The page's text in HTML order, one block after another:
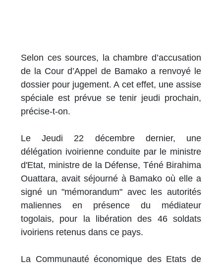
Selon ces sources, la chambre d’accusation
de la Cour d’Appel de Bamako a renvoyé le
dossier pour jugement. A cet effet, une assise
spéciale est prévue se tenir jeudi prochain,
précise-t-on.
Le Jeudi 22 décembre dernier, une
délégation ivoirienne conduite par le ministre
d'Etat, ministre de la Défense, Téné Birahima
Ouattara, avait séjourné à Bamako où elle a
signé un "mémorandum" avec les autorités
maliennes en présence du médiateur
togolais, pour la libération des 46 soldats
ivoiriens retenus dans ce pays.
La Communauté économique des Etats de